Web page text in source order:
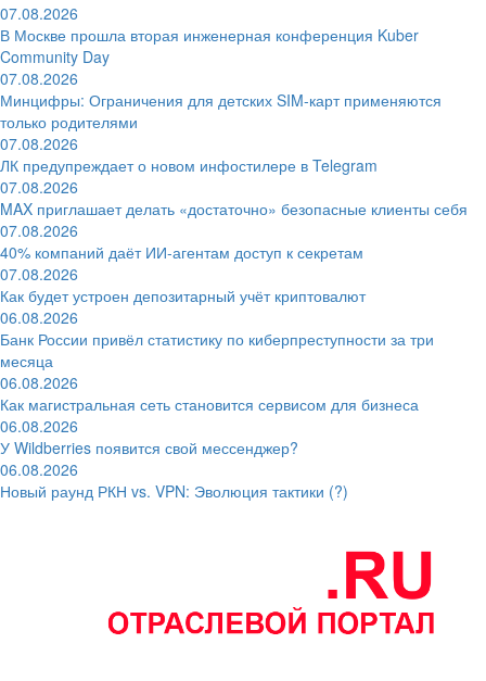
07.08.2026
В Москве прошла вторая инженерная конференция Kuber
Community Day
07.08.2026
Минцифры: Ограничения для детских SIM-карт применяются
только родителями
07.08.2026
ЛК предупреждает о новом инфостилере в Telegram
07.08.2026
MAX приглашает делать «достаточно» безопасные клиенты себя
07.08.2026
40% компаний даёт ИИ‑агентам доступ к секретам
07.08.2026
Как будет устроен депозитарный учёт криптовалют
06.08.2026
Банк России привёл статистику по киберпреступности за три
месяца
06.08.2026
Как магистральная сеть становится сервисом для бизнеса
06.08.2026
У Wildberries появится свой мессенджер?
06.08.2026
Новый раунд РКН vs. VPN: Эволюция тактики (?)